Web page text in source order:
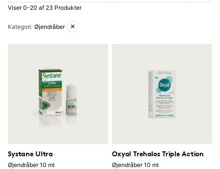
Viser 0-20 af 23 Produkter
Aktive filtre
Kategori: Øjendråber
Systane Ultra
Øjendråber 10 ml
Oxyal Trehalos Triple Action
Øjendråber 10 ml